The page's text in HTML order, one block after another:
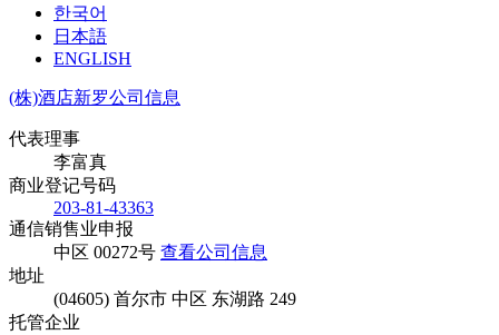
한국어
日本語
ENGLISH
(株)酒店新罗公司信息
代表理事
李富真
商业登记号码
203-81-43363
通信销售业申报
中区 00272号 查看公司信息
地址
(04605) 首尔市 中区 东湖路 249
托管企业